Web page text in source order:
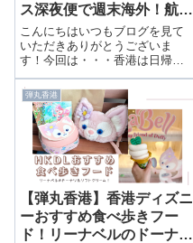
ス深夜便で週末海外！航空
券の選び方などを解説！
こんにちはいつもブログを見て
いただきありがとうございま
す！今回は・・・香港は日帰り
で行ける！香港エクスプレス深
夜便で週末海外！航空券の選び
方などを解説！前回は次の旅の
予告を紹介しました。▶ ＜＜予
告＞＞次なる旅は…？！？つい
に全ディズニーリ...
弾丸香港
【弾丸香港】香港ディズニ
ーおすすめ食べ歩きフー
ド！リーナベルのドーナツ